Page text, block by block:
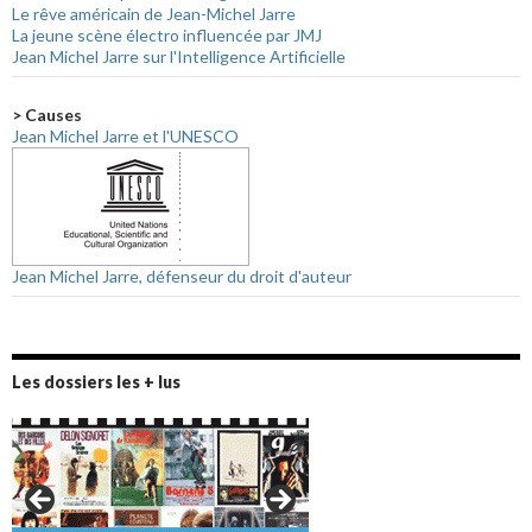
Le rêve américain de Jean-Michel Jarre
La jeune scène électro influencée par JMJ
Jean Michel Jarre sur l'Intelligence Artificielle
> Causes
Jean Michel Jarre et l'UNESCO
Jean Michel Jarre, défenseur du droit d'auteur
Les dossiers les + lus